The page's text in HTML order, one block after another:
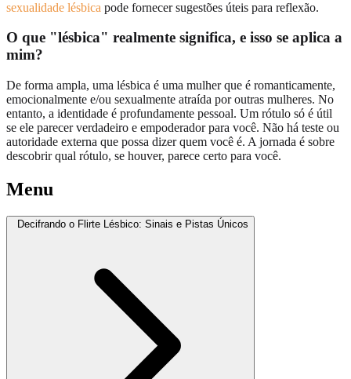
sexualidade lésbica pode fornecer sugestões úteis para reflexão.
O que "lésbica" realmente significa, e isso se aplica a
mim?
De forma ampla, uma lésbica é uma mulher que é romanticamente,
emocionalmente e/ou sexualmente atraída por outras mulheres. No
entanto, a identidade é profundamente pessoal. Um rótulo só é útil
se ele parecer verdadeiro e empoderador para você. Não há teste ou
autoridade externa que possa dizer quem você é. A jornada é sobre
descobrir qual rótulo, se houver, parece certo para você.
Menu
Decifrando o Flirte Lésbico: Sinais e Pistas Únicos